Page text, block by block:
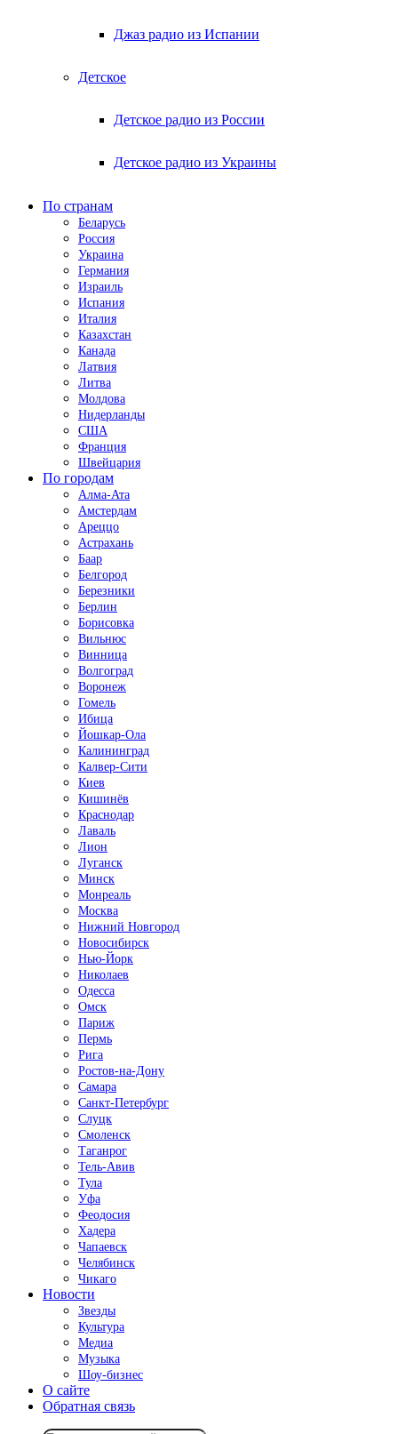
Джаз радио из Испании
Детское
Детское радио из России
Детское радио из Украины
По странам
Беларусь
Россия
Украина
Германия
Израиль
Испания
Италия
Казахстан
Канада
Латвия
Литва
Молдова
Нидерланды
США
Франция
Швейцария
По городам
Алма-Ата
Амстердам
Ареццо
Астрахань
Баар
Белгород
Березники
Берлин
Борисовка
Вильнюс
Винница
Волгоград
Воронеж
Гомель
Ибица
Йошкар-Ола
Калининград
Калвер-Сити
Киев
Кишинёв
Краснодар
Лаваль
Лион
Луганск
Минск
Монреаль
Москва
Нижний Новгород
Новосибирск
Нью-Йорк
Николаев
Одесса
Омск
Париж
Пермь
Рига
Ростов-на-Дону
Самара
Санкт-Петербург
Слуцк
Смоленск
Таганрог
Тель-Авив
Тула
Уфа
Феодосия
Хадера
Чапаевск
Челябинск
Чикаго
Новости
Звезды
Культура
Медиа
Музыка
Шоу-бизнес
О сайте
Обратная связь